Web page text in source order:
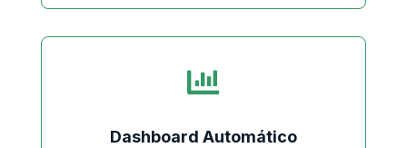

Dashboard Automático